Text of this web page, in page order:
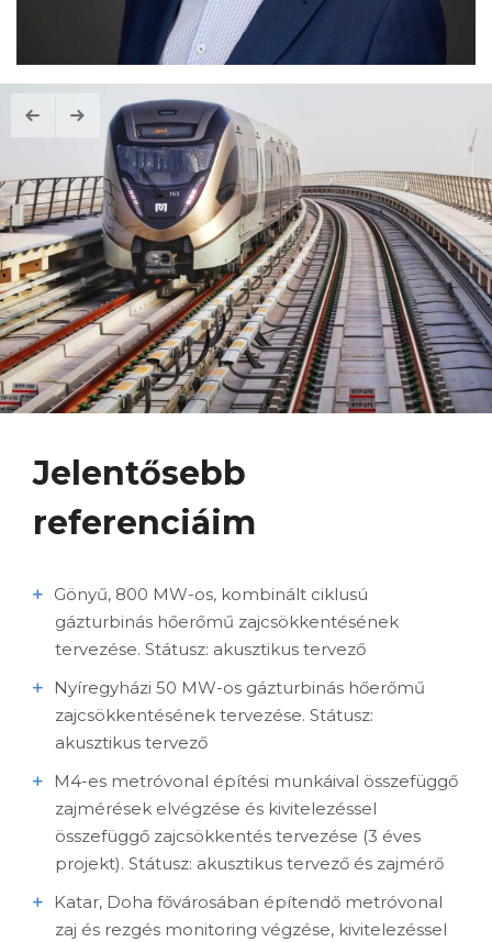
Jelentősebb
referenciáim
Gönyű, 800 MW-os, kombinált ciklusú
gázturbinás hőerőmű zajcsökkentésének
tervezése. Státusz: akusztikus tervező
Nyíregyházi 50 MW-os gázturbinás hőerőmű
zajcsökkentésének tervezése. Státusz:
akusztikus tervező
M4-es metróvonal építési munkáival összefüggő
zajmérések elvégzése és kivitelezéssel
összefüggő zajcsökkentés tervezése (3 éves
projekt). Státusz: akusztikus tervező és zajmérő
Katar, Doha fővárosában építendő metróvonal
zaj és rezgés monitoring végzése, kivitelezéssel